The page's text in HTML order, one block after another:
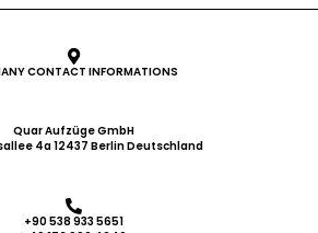
Installation Kompatibel mit der
Direktstoppfunktion Fähigkeit, mit
Funktion für den Betrieb mit
CONTACT INFORMATIONS
Quar Aufzüge GmbH
4a 12437 Berlin Deutschland
+90 538 933 5651